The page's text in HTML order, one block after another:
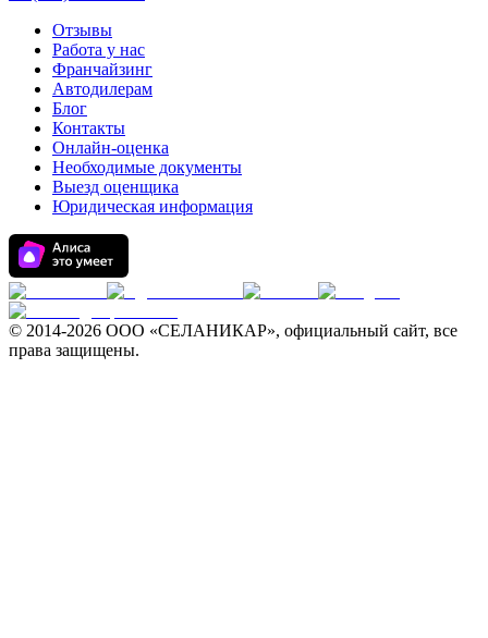
Отзывы
Работа у нас
Франчайзинг
Автодилерам
Блог
Контакты
Онлайн-оценка
Необходимые документы
Выезд оценщика
Юридическая информация
© 2014-2026 ООО «СЕЛАНИКАР», официальный сайт, все
права защищены.